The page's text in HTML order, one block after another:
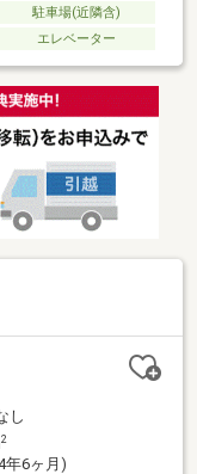
駐車場(近隣含)
エレベーター
し
2
年6ヶ月)